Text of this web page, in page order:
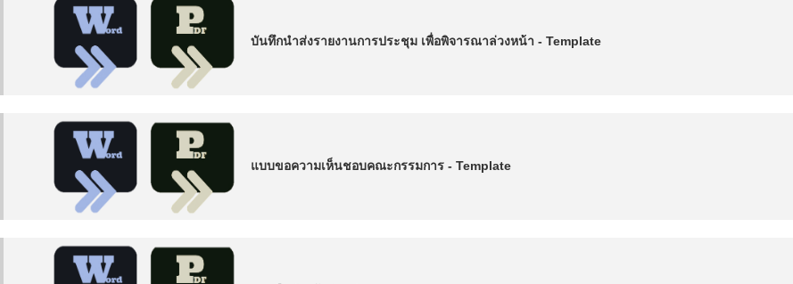
บันทึกนำส่งรายงานการประชุม เพื่อพิจารณาล่วงหน้า - Template
แบบขอความเห็นชอบคณะกรรมการ - Template